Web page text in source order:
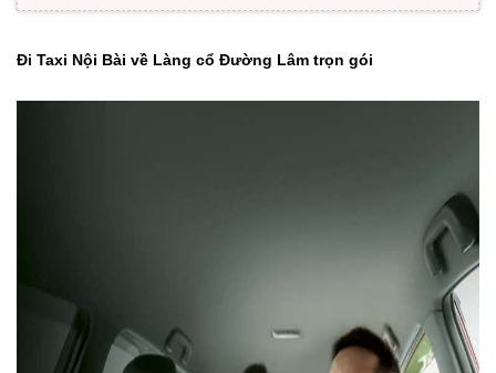
Đi Taxi Nội Bài về Làng cổ Đường Lâm trọn gói